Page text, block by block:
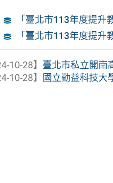
「臺北市113年度提
「臺北市113年度提
10-28】 臺北市私立開南
10-28】
國立勤益科技大